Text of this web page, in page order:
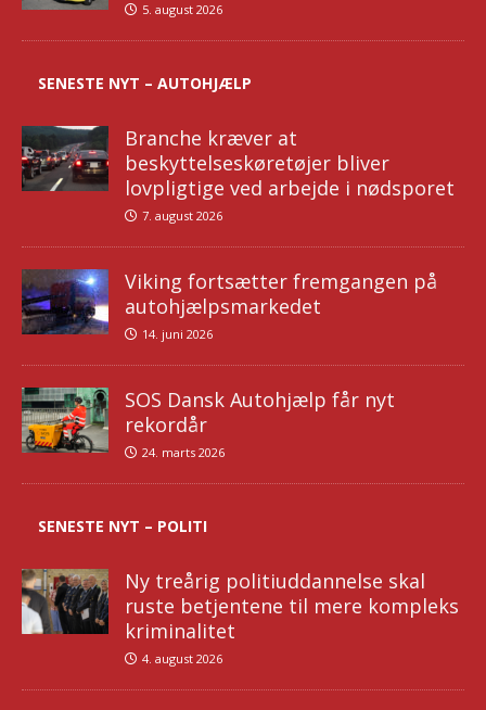
5. august 2026
SENESTE NYT – AUTOHJÆLP
Branche kræver at
beskyttelseskøretøjer bliver
lovpligtige ved arbejde i nødsporet
7. august 2026
Viking fortsætter fremgangen på
autohjælpsmarkedet
14. juni 2026
SOS Dansk Autohjælp får nyt
rekordår
24. marts 2026
SENESTE NYT – POLITI
Ny treårig politiuddannelse skal
ruste betjentene til mere kompleks
kriminalitet
4. august 2026